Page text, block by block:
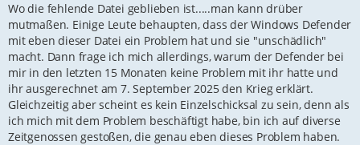
Wo die fehlende Datei geblieben ist.....man kann drüber
mutmaßen. Einige Leute behaupten, dass der Windows Defender
mit eben dieser Datei ein Problem hat und sie "unschädlich"
macht. Dann frage ich mich allerdings, warum der Defender bei
mir in den letzten 15 Monaten keine Problem mit ihr hatte und
ihr ausgerechnet am 7. September 2025 den Krieg erklärt.
Gleichzeitig aber scheint es kein Einzelschicksal zu sein, denn als
ich mich mit dem Problem beschäftigt habe, bin ich auf diverse
Zeitgenossen gestoßen, die genau eben dieses Problem haben.